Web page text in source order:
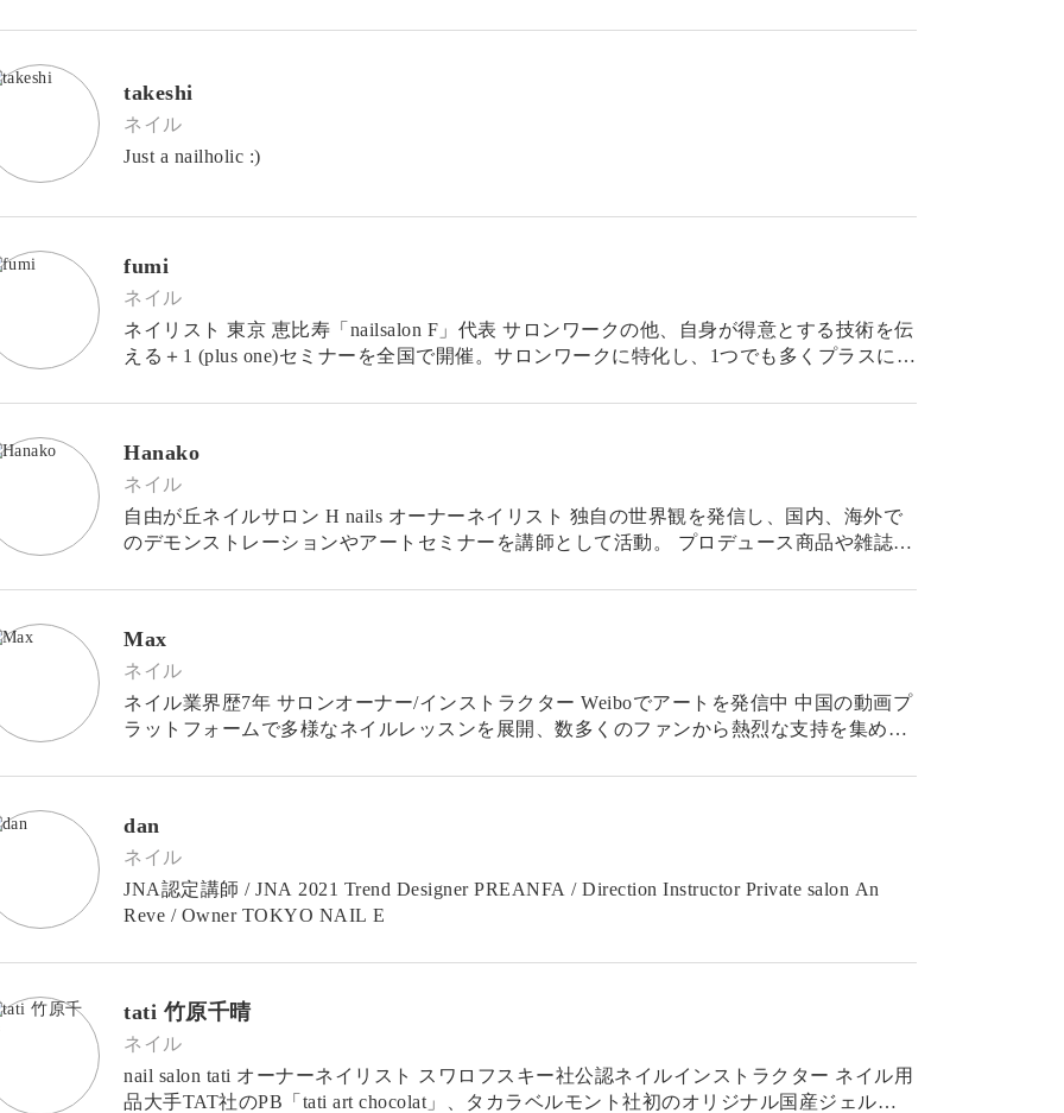
takeshi
ネイル
Just a nailholic :)
fumi
ネイル
ネイリスト 東京 恵比寿「nailsalon F」代表 サロンワークの他、自身が得意とする技術を伝
える＋1 (plus one)セミナーを全国で開催。サロンワークに特化し、1つでも多くプラスにな
Hanako
ネイル
自由が丘ネイルサロン H nails オーナーネイリスト 独自の世界観を発信し、国内、海外で
のデモンストレーションやアートセミナーを講師として活動。 プロデュース商品や雑誌掲
Max
ネイル
ネイル業界歴7年 サロンオーナー/インストラクター Weiboでアートを発信中 中国の動画プ
ラットフォームで多様なネイルレッスンを展開、数多くのファンから熱烈な支持を集め
dan
ネイル
JNA認定講師 / JNA 2021 Trend Designer PREANFA / Direction Instructor Private salon An
Reve / Owner TOKYO NAIL E
tati 竹原千晴
ネイル
nail salon tati オーナーネイリスト スワロフスキー社公認ネイルインストラクター ネイル用
品大手TAT社のPB「tati art chocolat」、タカラベルモント社初のオリジナル国産ジェル